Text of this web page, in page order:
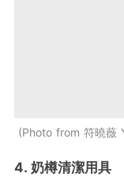
Photo from 符曉薇
4. 奶樽清潔用具